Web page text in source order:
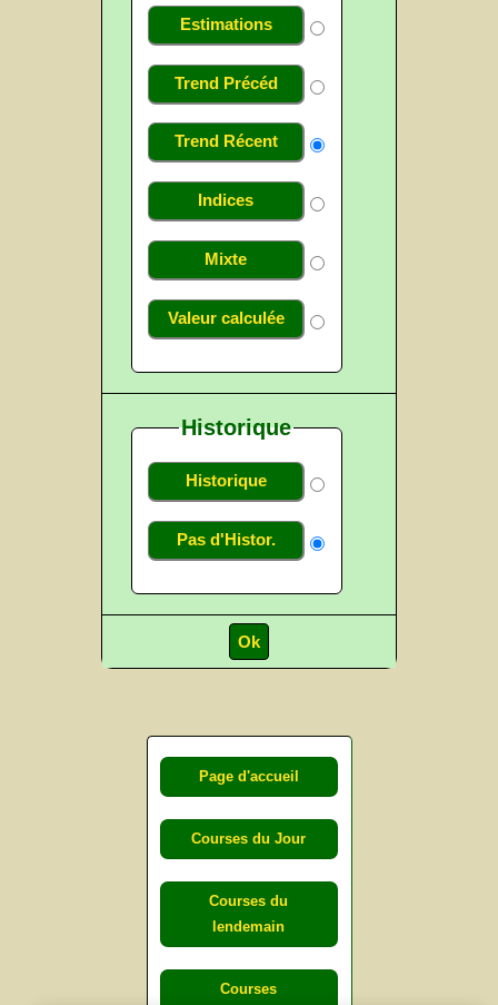
Estimations
Trend Précéd
Trend Récent
Indices
Mixte
Valeur calculée
Historique
Historique
Pas d'Histor.
Page d'accueil
Courses du Jour
Courses du
lendemain
Courses